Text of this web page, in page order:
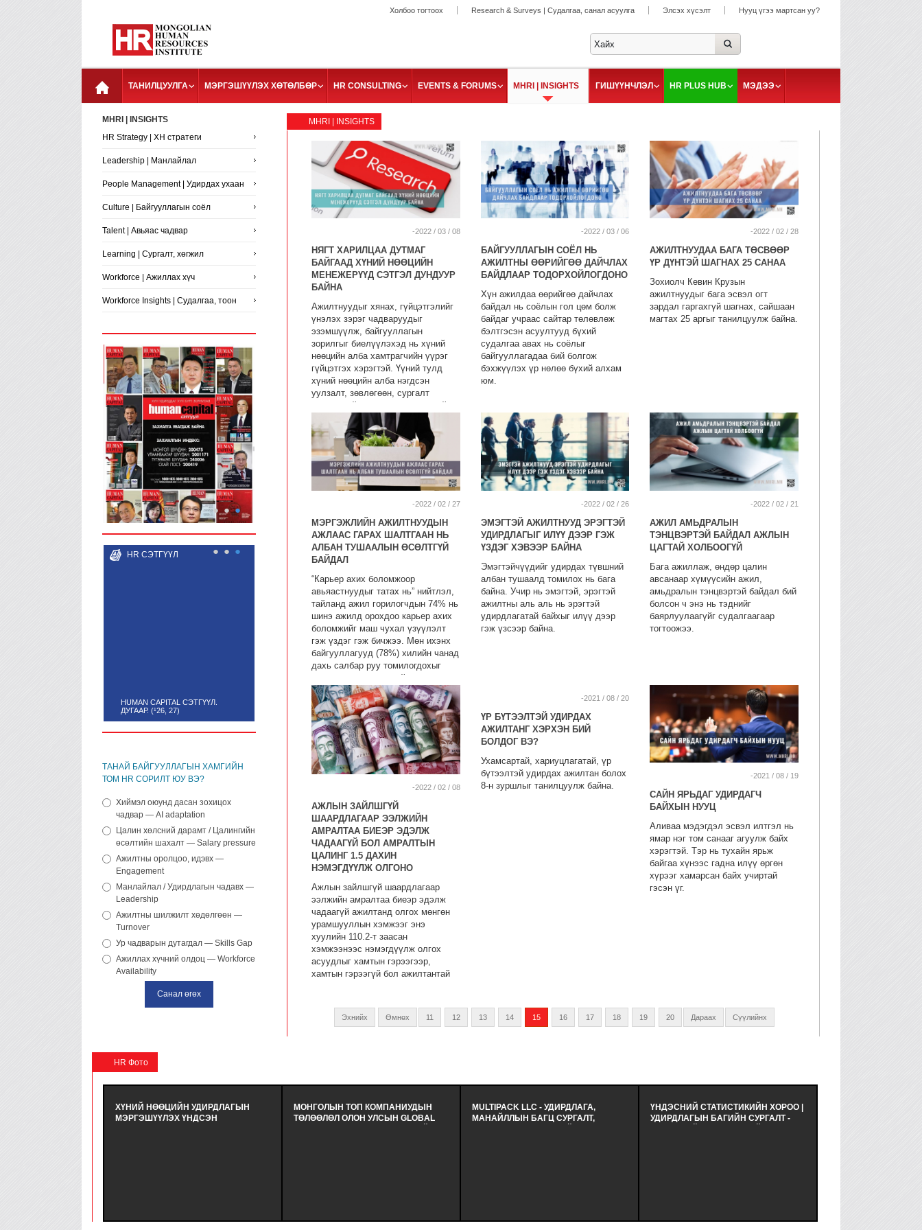
Холбоо тогтоох Research & Surveys | Судалгаа, санал асуулга Элсэх хүсэлт Нууц үгээ мартсан уу?
ТАНИЛЦУУЛГА МЭРГЭШҮҮЛЭХ ХӨТӨЛБӨР HR CONSULTING EVENTS & FORUMS MHRI | INSIGHTS ГИШҮҮНЧЛЭЛ HR PLUS HUB МЭДЭЭ
MHRI | INSIGHTS
HR Strategy | ХН стратеги
Leadership | Манлайлал
People Management | Удирдах ухаан
Culture | Байгууллагын соёл
Talent | Авьяас чадвар
Learning | Сургалт, хөгжил
Workforce | Ажиллах хүч
Workforce Insights | Судалгаа, тоон
● ● ●
HR СЭТГҮҮЛ
HUMAN CAPITAL СЭТГҮҮЛ.
ДУГААР. (¹26, 27)
● ● ●
ТАНАЙ БАЙГУУЛЛАГЫН ХАМГИЙН
ТОМ HR СОРИЛТ ЮУ ВЭ?
Хиймэл оюунд дасан зохицох
чадвар — AI adaptation
Цалин хөлсний дарамт / Цалингийн
өсөлтийн шахалт — Salary pressure
Ажилтны оролцоо, идэвх —
Engagement
Манлайлал / Удирдлагын чадавх —
Leadership
Ажилтны шилжилт хөдөлгөөн —
Turnover
Ур чадварын дутагдал — Skills Gap
Ажиллах хүчний олдоц — Workforce
Availability
MHRI | INSIGHTS
-2022 / 03 / 08
НЯГТ ХАРИЛЦАА ДУТМАГ
БАЙГААД ХҮНИЙ НӨӨЦИЙН
МЕНЕЖЕРҮҮД СЭТГЭЛ ДУНДУУР
БАЙНА
Ажилтнуудыг хянах, гүйцэтгэлийг
үнэлэх зэрэг чадваруудыг
эзэмшүүлж, байгууллагын
зорилгыг биелүүлэхэд нь хүний
нөөцийн алба хамтрагчийн үүрэг
гүйцэтгэх хэрэгтэй. Үүний тулд
хүний нөөцийн алба нэгдсэн
уулзалт, зөвлөгөөн, сургалт
зохион байгуулах шаардлагатай..
-2022 / 03 / 06
БАЙГУУЛЛАГЫН СОЁЛ НЬ
АЖИЛТНЫ ӨӨРИЙГӨӨ ДАЙЧЛАХ
БАЙДЛААР ТОДОРХОЙЛОГДОНО
Хүн ажилдаа өөрийгөө дайчлах
байдал нь соёлын гол цөм болж
байдаг учраас сайтар төлөвлөж
бэлтгэсэн асуултууд бүхий
судалгаа авах нь соёлыг
байгууллагадаа бий болгож
бэхжүүлэх үр нөлөө бүхий алхам
юм.
-2022 / 02 / 28
АЖИЛТНУУДАА БАГА ТӨСВӨӨР
ҮР ДҮНТЭЙ ШАГНАХ 25 САНАА
Зохиолч Кевин Крузын
ажилтнуудыг бага эсвэл огт
зардал гаргахгүй шагнах, сайшаан
магтах 25 аргыг танилцуулж байна.
-2022 / 02 / 27
МЭРГЭЖЛИЙН АЖИЛТНУУДЫН
АЖЛААС ГАРАХ ШАЛТГААН НЬ
АЛБАН ТУШААЛЫН ӨСӨЛТГҮЙ
БАЙДАЛ
“Карьер ахих боломжоор
авьяастнуудыг татах нь” нийтлэл,
тайланд ажил горилогчдын 74% нь
шинэ ажилд орохдоо карьер ахих
боломжийг маш чухал үзүүлэлт
гэж үздэг гэж бичжээ. Мөн ихэнх
байгууллагууд (78%) хилийн чанад
дахь салбар руу томилогдохыг
албан тушаал ахихтай адилтгаж
үздэг байна.
-2022 / 02 / 26
ЭМЭГТЭЙ АЖИЛТНУУД ЭРЭГТЭЙ
УДИРДЛАГЫГ ИЛҮҮ ДЭЭР ГЭЖ
ҮЗДЭГ ХЭВЭЭР БАЙНА
Эмэгтэйчүүдийг удирдах түвшний
албан тушаалд томилох нь бага
байна. Учир нь эмэгтэй, эрэгтэй
ажилтны аль аль нь эрэгтэй
удирдлагатай байхыг илүү дээр
гэж үзсээр байна.
-2022 / 02 / 21
АЖИЛ АМЬДРАЛЫН
ТЭНЦВЭРТЭЙ БАЙДАЛ АЖЛЫН
ЦАГТАЙ ХОЛБООГҮЙ
Бага ажиллаж, өндөр цалин
авсанаар хүмүүсийн ажил,
амьдралын тэнцвэртэй байдал бий
болсон ч энэ нь тэднийг
баярлуулаагүйг судалгаагаар
тогтоожээ.
-2022 / 02 / 08
АЖЛЫН ЗАЙЛШГҮЙ
ШААРДЛАГААР ЭЭЛЖИЙН
АМРАЛТАА БИЕЭР ЭДЭЛЖ
ЧАДААГҮЙ БОЛ АМРАЛТЫН
ЦАЛИНГ 1.5 ДАХИН
НЭМЭГДҮҮЛЖ ОЛГОНО
Ажлын зайлшгүй шаардлагаар
ээлжийн амралтаа биеэр эдэлж
чадаагүй ажилтанд олгох мөнгөн
урамшууллын хэмжээг энэ
хуулийн 110.2-т заасан
хэмжээнээс нэмэгдүүлж олгох
асуудлыг хамтын гэрээгээр,
хамтын гэрээгүй бол ажилтантай
-2021 / 08 / 20
ҮР БҮТЭЭЛТЭЙ УДИРДАХ
АЖИЛТАНГ ХЭРХЭН БИЙ
БОЛДОГ ВЭ?
Ухамсартай, хариуцлагатай, үр
бүтээлтэй удирдах ажилтан болох
8-н зуршлыг танилцуулж байна.
-2021 / 08 / 19
САЙН ЯРЬДАГ УДИРДАГЧ
БАЙХЫН НУУЦ
Аливаа мэдэгдэл эсвэл илтгэл нь
ямар нэг том санааг агуулж байх
хэрэгтэй. Тэр нь тухайн ярьж
байгаа хүнээс гадна илүү өргөн
хүрээг хамарсан байх учиртай
гэсэн үг.
Эхнийх Өмнөх 11 12 13 14 15 16 17 18 19 20 Дараах Сүүлийнх
HR Фото
ХҮНИЙ НӨӨЦИЙН УДИРДЛАГЫН
МЭРГЭШҮҮЛЭХ ҮНДСЭН
МОНГОЛЫН ТОП КОМПАНИУДЫН
ТӨЛӨӨЛӨЛ ОЛОН УЛСЫН GLOBAL
MULTIPACK LLC - УДИРДЛАГА,
МАНАЙЛЛЫН БАГЦ СУРГАЛТ,
ҮНДЭСНИЙ СТАТИСТИКИЙН ХОРОО |
УДИРДЛАГЫН БАГИЙН СУРГАЛТ -